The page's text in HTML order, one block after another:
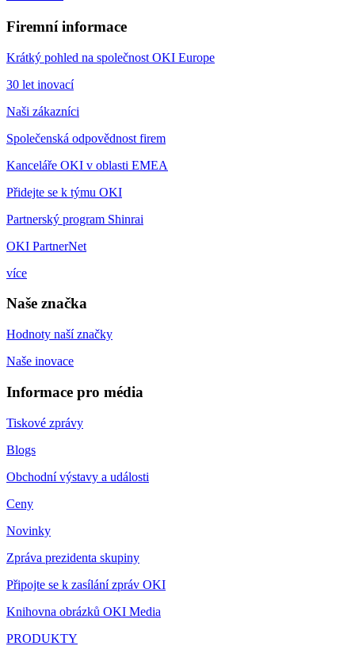
Firemní informace
Krátký pohled na společnost OKI Europe
30 let inovací
Naši zákazníci
Společenská odpovědnost firem
Kanceláře OKI v oblasti EMEA
Přidejte se k týmu OKI
Partnerský program Shinrai
OKI PartnerNet
více
Naše značka
Hodnoty naší značky
Naše inovace
Informace pro média
Tiskové zprávy
Blogs
Obchodní výstavy a události
Ceny
Novinky
Zpráva prezidenta skupiny
Připojte se k zasílání zpráv OKI
Knihovna obrázků OKI Media
PRODUKTY